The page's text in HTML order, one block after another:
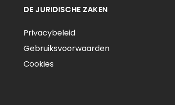
DE JURIDISCHE ZAKEN
Privacybeleid
Gebruiksvoorwaarden
Cookies